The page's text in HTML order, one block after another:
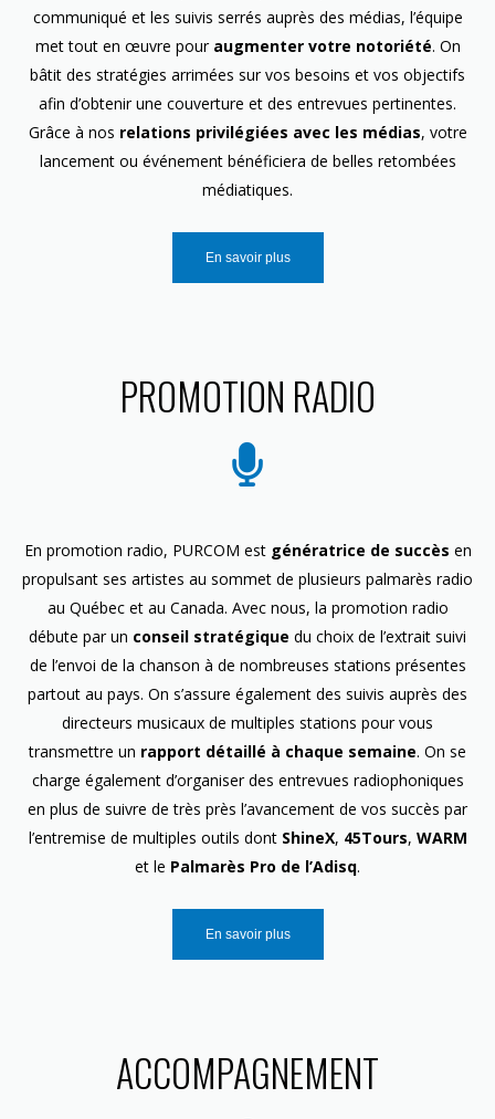
communiqué et les suivis serrés auprès des médias, l’équipe
met tout en œuvre pour augmenter votre notoriété. On
bâtit des stratégies arrimées sur vos besoins et vos objectifs
afin d’obtenir une couverture et des entrevues pertinentes.
Grâce à nos relations privilégiées avec les médias, votre
lancement ou événement bénéficiera de belles retombées
médiatiques.
En savoir plus
PROMOTION RADIO
En promotion radio, PURCOM est génératrice de succès en
propulsant ses artistes au sommet de plusieurs palmarès radio
au Québec et au Canada. Avec nous, la promotion radio
débute par un conseil stratégique du choix de l’extrait suivi
de l’envoi de la chanson à de nombreuses stations présentes
partout au pays. On s’assure également des suivis auprès des
directeurs musicaux de multiples stations pour vous
transmettre un rapport détaillé à chaque semaine. On se
charge également d’organiser des entrevues radiophoniques
en plus de suivre de très près l’avancement de vos succès par
l’entremise de multiples outils dont ShineX, 45Tours, WARM
et le Palmarès Pro de l’Adisq.
En savoir plus
ACCOMPAGNEMENT